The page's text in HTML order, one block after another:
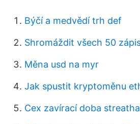
Býčí a medvědí trh def
Shromáždit všech 50
Měna usd na myr
Jak spustit kryptoměnu
Cex zavírací doba